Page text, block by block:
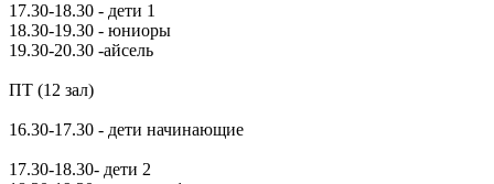
17.30-18.30 - дети 1
18.30-19.30 - юниоры
19.30-20.30 -айсель
ПТ (12 зал)
16.30-17.30 - дети начинающие
17.30-18.30- дети 2